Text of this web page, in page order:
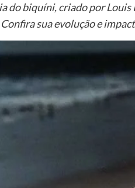
do biquíni, criado por Louis
sua evolução e